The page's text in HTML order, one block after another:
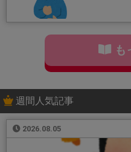
も
週間人気記事
2026.08.05